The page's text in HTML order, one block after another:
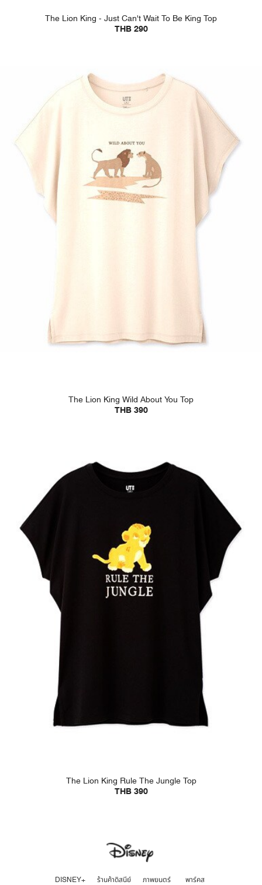
The Lion King - Just Can't Wait To Be King Top
THB 290
The Lion King Wild About You Top
THB 390
The Lion King Rule The Jungle Top
THB 390
DISNEY+ ร้านค้าดิสนีย์ ภาพยนตร์ พาร์คส